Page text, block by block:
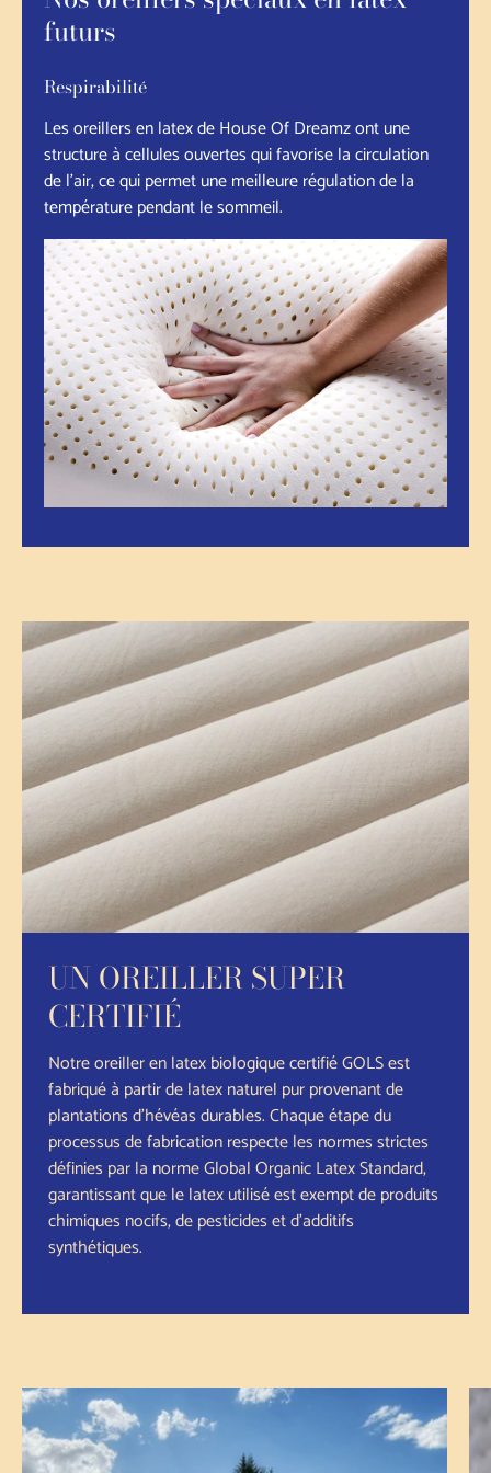
futurs
Respirabilité
Les oreillers en latex de House Of Dreamz ont une
structure à cellules ouvertes qui favorise la circulation
de l'air, ce qui permet une meilleure régulation de la
température pendant le sommeil.
UN OREILLER SUPER
CERTIFIÉ
Notre oreiller en latex biologique certifié GOLS est
fabriqué à partir de latex naturel pur provenant de
plantations d'hévéas durables. Chaque étape du
processus de fabrication respecte les normes strictes
définies par la norme Global Organic Latex Standard,
garantissant que le latex utilisé est exempt de produits
chimiques nocifs, de pesticides et d'additifs
synthétiques.